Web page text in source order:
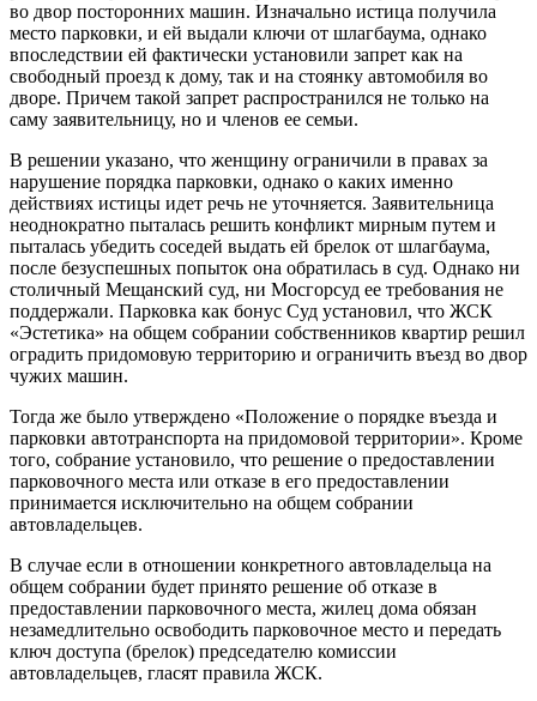
во двор посторонних машин. Изначально истица получила
место парковки, и ей выдали ключи от шлагбаума, однако
впоследствии ей фактически установили запрет как на
свободный проезд к дому, так и на стоянку автомобиля во
дворе. Причем такой запрет распространился не только на
саму заявительницу, но и членов ее семьи.
В решении указано, что женщину ограничили в правах за
нарушение порядка парковки, однако о каких именно
действиях истицы идет речь не уточняется. Заявительница
неоднократно пыталась решить конфликт мирным путем и
пыталась убедить соседей выдать ей брелок от шлагбаума,
после безуспешных попыток она обратилась в суд. Однако ни
столичный Мещанский суд, ни Мосгорсуд ее требования не
поддержали. Парковка как бонус Суд установил, что ЖСК
«Эстетика» на общем собрании собственников квартир решил
оградить придомовую территорию и ограничить въезд во двор
чужих машин.
Тогда же было утверждено «Положение о порядке въезда и
парковки автотранспорта на придомовой территории». Кроме
того, собрание установило, что решение о предоставлении
парковочного места или отказе в его предоставлении
принимается исключительно на общем собрании
автовладельцев.
В случае если в отношении конкретного автовладельца на
общем собрании будет принято решение об отказе в
предоставлении парковочного места, жилец дома обязан
незамедлительно освободить парковочное место и передать
ключ доступа (брелок) председателю комиссии
автовладельцев, гласят правила ЖСК.